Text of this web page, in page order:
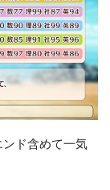
ド含めて一気